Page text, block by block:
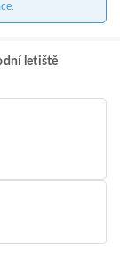
letiště